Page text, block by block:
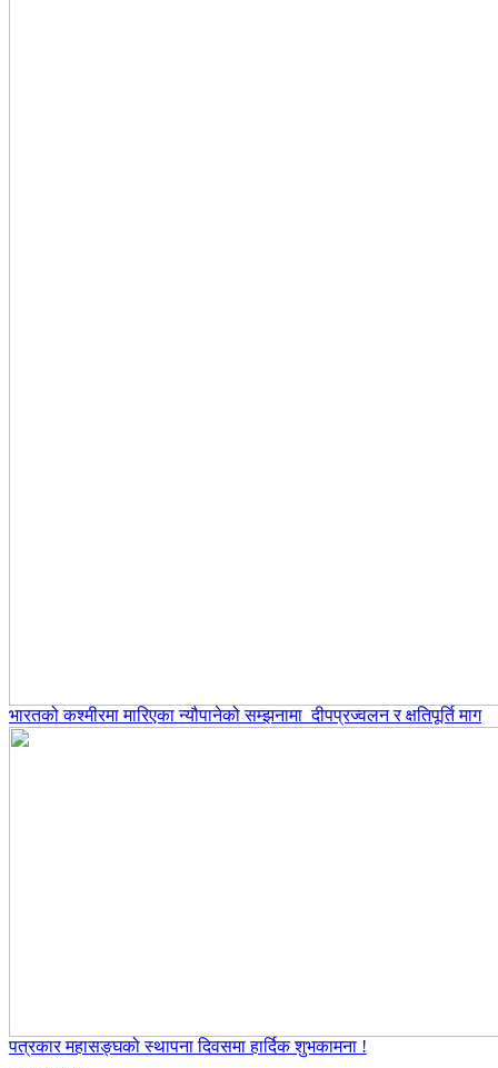
भारतको कश्मीरमा मारिएका न्यौपानेको सम्झनामा दीपप्रज्वलन र क्षतिपूर्ति माग
पत्रकार महासङ्घको स्थापना दिवसमा हार्दिक शुभकामना !